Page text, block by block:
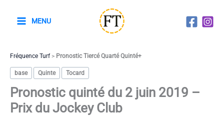
MENU
Fréquence Turf> Pronostic Tiercé Quarté Quinté+
base Quinte Tocard
Pronostic quinté du 2 juin 2019 –
Prix du Jockey Club